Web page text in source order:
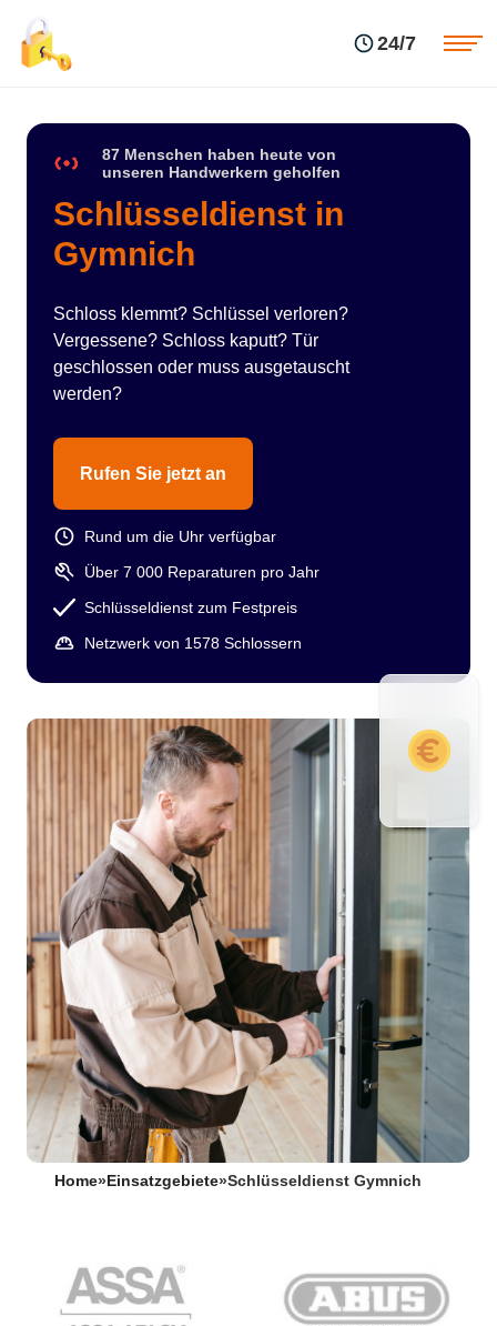
24/7
87 Menschen haben heute von
unseren Handwerkern geholfen
Schlüsseldienst in
Gymnich
Schloss klemmt? Schlüssel verloren?
Vergessene? Schloss kaputt? Tür
geschlossen oder muss ausgetauscht
werden?
Rufen Sie jetzt an
Rund um die Uhr verfügbar
Über 7 000 Reparaturen pro Jahr
Schlüsseldienst zum Festpreis
Netzwerk von 1578 Schlossern
Home» Einsatzgebiete»Schlüsseldienst Gymnich